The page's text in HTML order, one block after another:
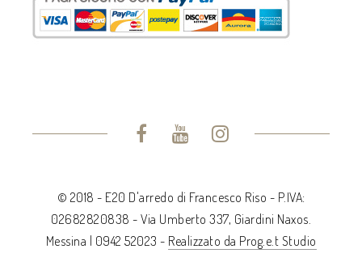
© 2018 - E20 D'arredo di Francesco Riso - P.IVA:
02682820838 - Via Umberto 337, Giardini Naxos.
Messina | 0942 52023 - Realizzato da Prog.e.t Studio